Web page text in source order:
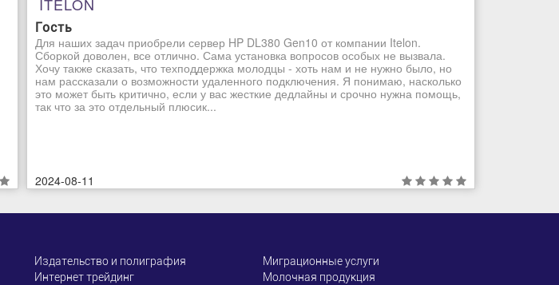
Гость
Для наших задач приобрели сервер HP DL380 Gen10 от компании Itelon.
Сборкой доволен, все отлично. Сама установка вопросов особых не вызвала.
Хочу также сказать, что техподдержка молодцы - хоть нам и не нужно было, но
нам рассказали о возможности удаленного подключения. Я понимаю, насколько
это может быть критично, если у вас жесткие дедлайны и срочно нужна помощь,
так что за это отдельный плюсик...
2024-08-11
Издательство и полиграфия
Интернет трейдинг
Миграционные услуги
Молочная продукция